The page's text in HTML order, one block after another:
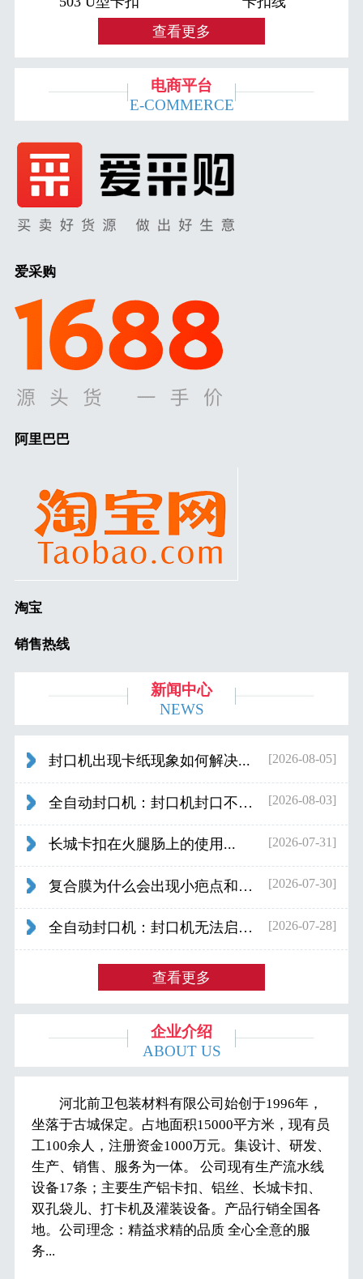
查看更多
电商平台
E-COMMERCE
爱采购
阿里巴巴
淘宝
销售热线
新闻中心
NEWS
封口机出现卡纸现象如何解决... [2026-08-05]
全自动封口机：封口机封口不好应检查什... [2026-08-03]
长城卡扣在火腿肠上的使用... [2026-07-31]
复合膜为什么会出现小疤点和波浪纹... [2026-07-30]
全自动封口机：封口机无法启动怎么办... [2026-07-28]
查看更多
企业介绍
ABOUT US
河北前卫包装材料有限公司始创于1996年，
坐落于古城保定。占地面积15000平方米，现有员
工100余人，注册资金1000万元。集设计、研发、
生产、销售、服务为一体。 公司现有生产流水线
设备17条；主要生产铝卡扣、铝丝、长城卡扣、
双孔袋儿、打卡机及灌装设备。产品行销全国各
地。公司理念：精益求精的品质 全心全意的服
务...